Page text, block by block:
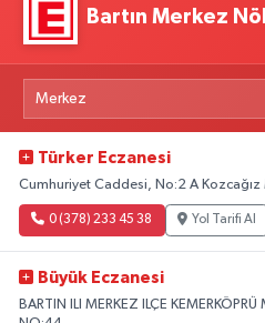
Bartın Merkez
Türker Eczanesi
Cumhuriyet Caddesi, No:2 A Kozcağız
0 (378) 233 45 38 Yol Tarifi Al
Büyük Eczanesi
BARTIN ILI MERKEZ ILÇE